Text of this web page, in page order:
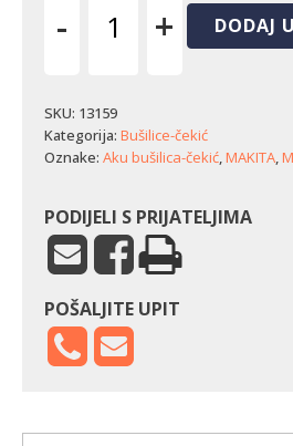
-
Makita
DHR243Z
količina
+ DODAJ
SKU: 13159
Kategorija: Bušilice-čekić
Oznake: Aku bušilica-čekić,MAKITA,
PODIJELI S PRIJATELJIMA
POŠALJITE UPIT